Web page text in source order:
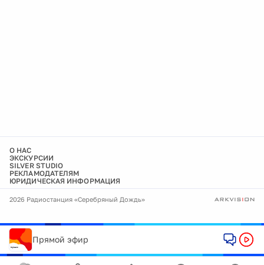
О НАС
ЭКСКУРСИИ
SILVER STUDIO
РЕКЛАМОДАТЕЛЯМ
ЮРИДИЧЕСКАЯ ИНФОРМАЦИЯ
2026 Радиостанция «Серебряный Дождь»
Прямой эфир